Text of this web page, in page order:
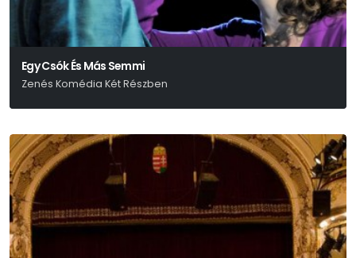
Egy Csók És Más Semmi
Zenés Komédia Két Részben